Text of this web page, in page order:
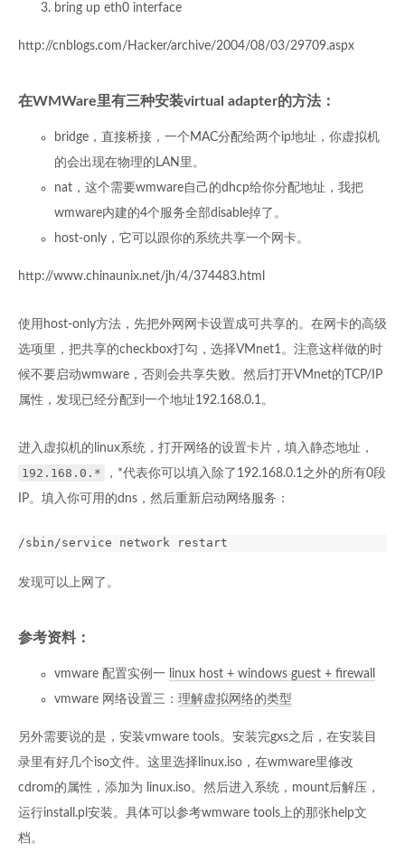
bring up eth0 interface
http://cnblogs.com/Hacker/archive/2004/08/03/29709.aspx
在WMWare里有三种安装virtual adapter的方法：
bridge，直接桥接，一个MAC分配给两个ip地址，你虚拟机
的会出现在物理的LAN里。
nat，这个需要wmware自己的dhcp给你分配地址，我把
wmware内建的4个服务全部disable掉了。
host-only，它可以跟你的系统共享一个网卡。
http://www.chinaunix.net/jh/4/374483.html
使用host-only方法，先把外网网卡设置成可共享的。在网卡的高级
选项里，把共享的checkbox打勾，选择VMnet1。注意这样做的时
候不要启动wmware，否则会共享失败。然后打开VMnet的TCP/IP
属性，发现已经分配到一个地址192.168.0.1。
进入虚拟机的linux系统，打开网络的设置卡片，填入静态地址，
192.168.0.*
，*代表你可以填入除了192.168.0.1之外的所有0段
IP。填入你可用的dns，然后重新启动网络服务：
发现可以上网了。
参考资料：
vmware 配置实例一 linux host + windows guest + firewall
vmware 网络设置三： 理解虚拟网络的类型
另外需要说的是，安装vmware tools。安装完gxs之后，在安装目
录里有好几个iso文件。这里选择linux.iso，在wmware里修改
cdrom的属性，添加为 linux.iso。然后进入系统，mount后解压，
运行install.pl安装。具体可以参考wmware tools上的那张help文
档。